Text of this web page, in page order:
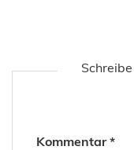
Kommentar*